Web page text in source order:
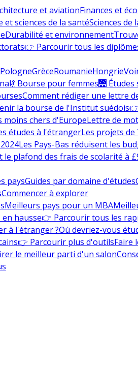
et aviationFinances et
et sciences de la santéSciences de
Durabilité et environnement
👉 Parcourir tous les
PologneGrèceRoumanieHongrie
💃 Bourse pour femmes🌉
Comment rédiger une lettre
la bourse de l'Institut suédois
moins chers d'EuropeLettre de
études à l'étrangerLes projets
Les Pays-Bas réduisent les
plafond des frais de scolarité à
paysGuides par domaine d'études
Commencer à explorer
Meilleurs pays pour un MBA
hausse👉 Parcourir tous les
à l'étranger ?Où devriez-vous
👉 Parcourir plus d'outilsFaire
le meilleur parti d'un salon